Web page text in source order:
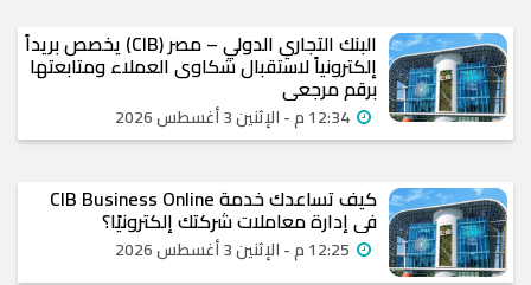
البنك التجاري الدولي – مصر (CIB) يخصص بريداً
إلكترونياً لاستقبال شكاوى العملاء ومتابعتها
برقم مرجعي
كيف تساعدك خدمة CIB Business Online
في إدارة معاملات شركتك إلكترونيًا؟